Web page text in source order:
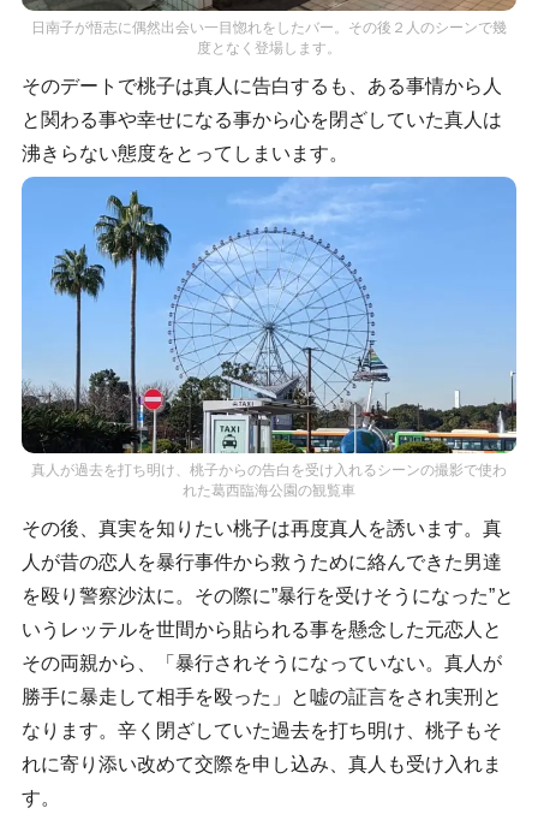
日南子が悟志に偶然出会い一目惚れをしたバー。その後２人のシーンで幾
度となく登場します。
そのデートで桃子は真人に告白するも、ある事情から人
と関わる事や幸せになる事から心を閉ざしていた真人は
沸きらない態度をとってしまいます。
真人が過去を打ち明け、桃子からの告白を受け入れるシーンの撮影で使わ
れた葛西臨海公園の観覧車
その後、真実を知りたい桃子は再度真人を誘います。真
人が昔の恋人を暴行事件から救うために絡んできた男達
を殴り警察沙汰に。その際に”暴行を受けそうになった”と
いうレッテルを世間から貼られる事を懸念した元恋人と
その両親から、「暴行されそうになっていない。真人が
勝手に暴走して相手を殴った」と嘘の証言をされ実刑と
なります。辛く閉ざしていた過去を打ち明け、桃子もそ
れに寄り添い改めて交際を申し込み、真人も受け入れま
す。